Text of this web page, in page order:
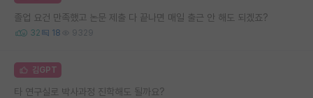
졸업 요건 만족했고 논문 제출 다 끝나면 매일 출근 안 해도 되겠죠?
32 18 9329
김GPT
타 연구실로 박사과정 진학해도 될까요?